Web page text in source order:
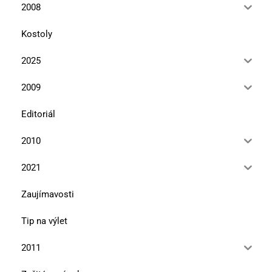
2008
Kostoly
2025
2009
Editoriál
2010
2021
Zaujímavosti
Tip na výlet
2011